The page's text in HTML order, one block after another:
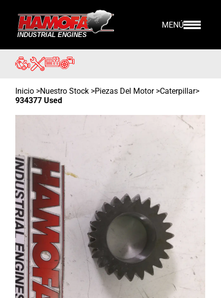
MENÚ
Inicio >Nuestro Stock >Piezas Del Motor >Caterpillar>
934377 Used